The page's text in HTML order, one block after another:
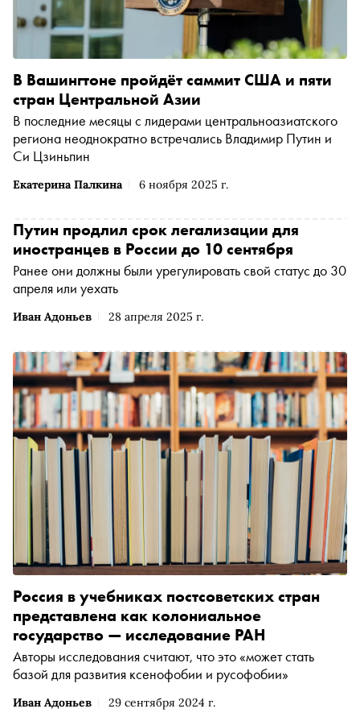
Екатерина Палкина 6 ноября 2025 г.
В Вашингтоне пройдёт саммит США и пяти
стран Центральной Азии
В последние месяцы с лидерами центральноазиатского
региона неоднократно встречались Владимир Путин и
Си Цзиньпин
Иван Адоньев 28 апреля 2025 г.
Путин продлил срок легализации для
иностранцев в России до 10 сентября
Ранее они должны были урегулировать свой статус до 30
апреля или уехать
Иван Адоньев 29 сентября 2024 г.
Россия в учебниках постсоветских стран
представлена как колониальное
государство — исследование РАН
Авторы исследования считают, что это «может стать
базой для развития ксенофобии и русофобии»